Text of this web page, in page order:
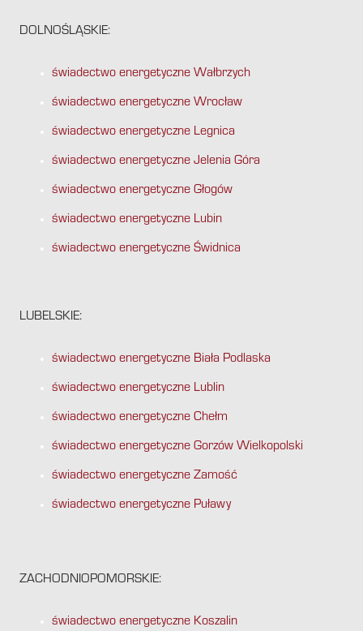
DOLNOŚLĄSKIE:
świadectwo energetyczne Wałbrzych
świadectwo energetyczne Wrocław
świadectwo energetyczne Legnica
świadectwo energetyczne Jelenia Góra
świadectwo energetyczne Głogów
świadectwo energetyczne Lubin
świadectwo energetyczne Świdnica
LUBELSKIE:
świadectwo energetyczne Biała Podlaska
świadectwo energetyczne Lublin
świadectwo energetyczne Chełm
świadectwo energetyczne Gorzów Wielkopolski
świadectwo energetyczne Zamość
świadectwo energetyczne Puławy
ZACHODNIOPOMORSKIE:
świadectwo energetyczne Koszalin